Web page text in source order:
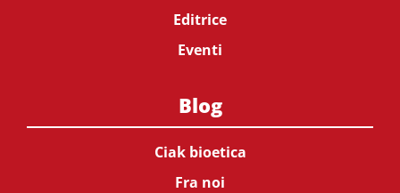
Editrice
Eventi
Blog
Ciak bioetica
Fra noi